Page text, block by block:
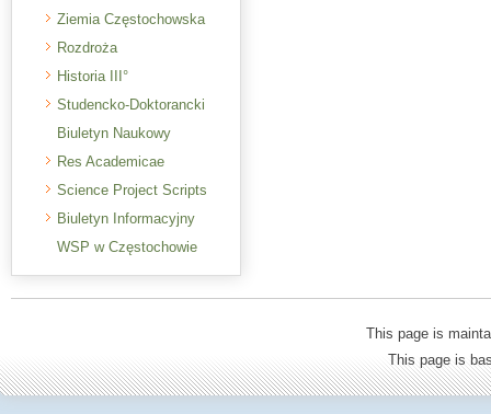
Ziemia Częstochowska
Rozdroża
Historia III°
Studencko-Doktorancki
Biuletyn Naukowy
Res Academicae
Science Project Scripts
Biuletyn Informacyjny
WSP w Częstochowie
This page is
This page is